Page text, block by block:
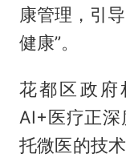
康管理，引
健康”。
花都区政府
AI+医疗正
托微医的技